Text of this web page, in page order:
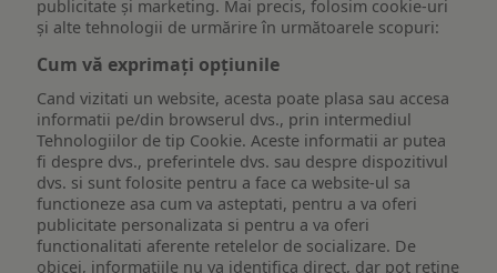
publicitate și marketing. Mai precis, folosim cookie-uri
și alte tehnologii de urmărire în următoarele scopuri:
Cum vă exprimați opțiunile
Cand vizitati un website, acesta poate plasa sau accesa
informatii pe/din browserul dvs., prin intermediul
Tehnologiilor de tip Cookie. Aceste informatii ar putea
fi despre dvs., preferintele dvs. sau despre dispozitivul
dvs. si sunt folosite pentru a face ca website-ul sa
functioneze asa cum va asteptati, pentru a va oferi
publicitate personalizata si pentru a va oferi
functionalitati aferente retelelor de socializare. De
obicei, informatiile nu va identifica direct, dar pot retine